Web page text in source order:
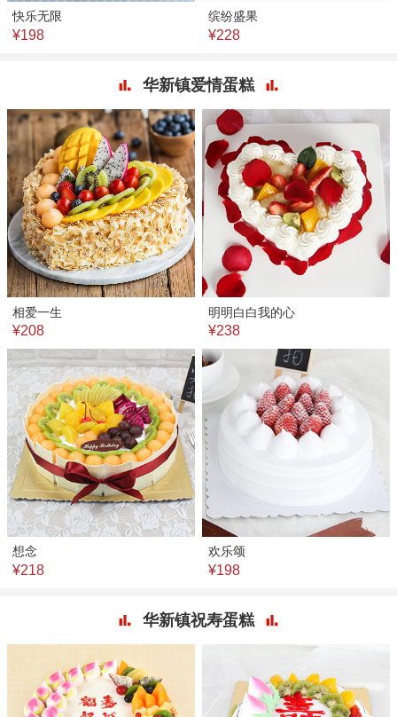
快乐无限
¥198
缤纷盛果
¥228
华新镇爱情蛋糕
相爱一生
¥208
明明白白我的心
¥238
想念
¥218
欢乐颂
¥198
华新镇祝寿蛋糕